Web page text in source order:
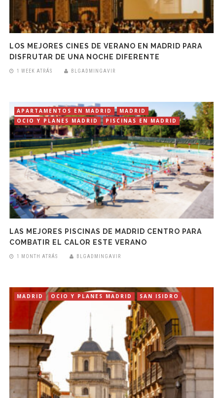
LOS MEJORES CINES DE VERANO EN MADRID PARA
DISFRUTAR DE UNA NOCHE DIFERENTE
1 WEEK ATRÁS BLGADMINGAVIR
APARTAMENTOS EN MADRID
MADRID
OCIO Y PLANES MADRID
PISCINAS EN MADRID
LAS MEJORES PISCINAS DE MADRID CENTRO PARA
COMBATIR EL CALOR ESTE VERANO
1 MONTH ATRÁS BLGADMINGAVIR
MADRID OCIO Y PLANES MADRID SAN ISIDRO